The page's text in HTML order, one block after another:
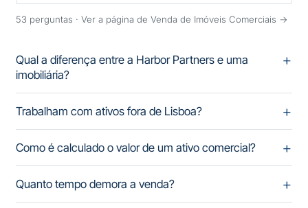
53 perguntas ·Ver a página de Venda de Imóveis Comerciais →
Qual a diferença entre a Harbor Partners e uma
imobiliária?
Trabalham com ativos fora de Lisboa?
Como é calculado o valor de um ativo comercial?
Quanto tempo demora a venda?